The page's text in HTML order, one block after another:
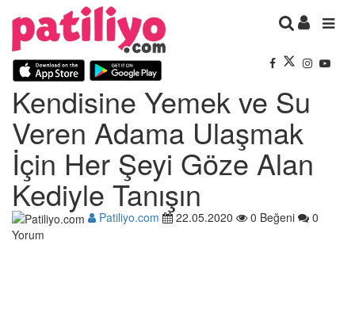
Kendisine Yemek ve Su
Veren Adama Ulaşmak
İçin Her Şeyi Göze Alan
Kediyle Tanışın
Patiliyo.com 22.05.2020 0 Beğeni
0
Yorum